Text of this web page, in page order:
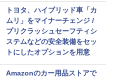
トヨタ、ハイブリッド車「カ
ムリ」をマイナーチェンジ /
プリクラッシュセーフティシ
ステムなどの安全装備をセッ
トにしたオプションを用意
Amazonのカー用品ストアで